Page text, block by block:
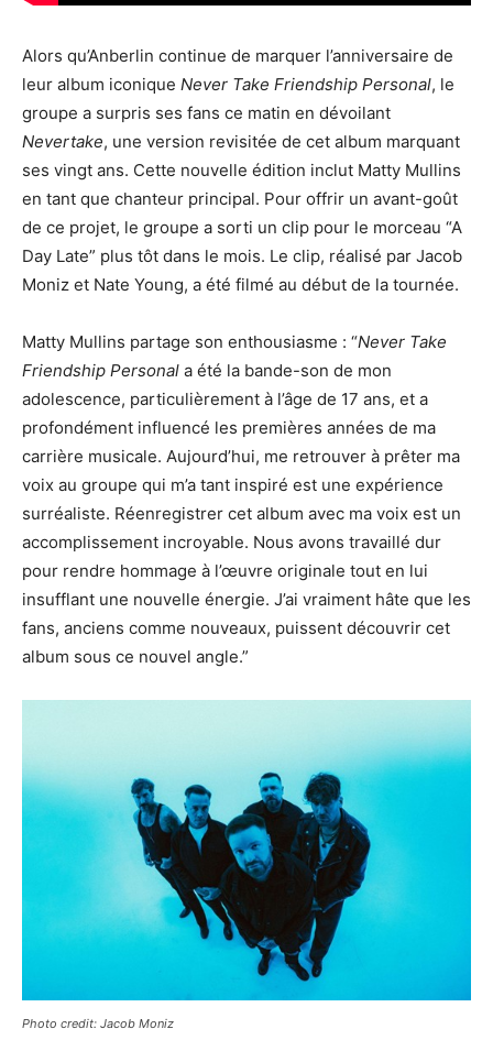
Alors qu’Anberlin continue de marquer l’anniversaire de
leur album iconique Never Take Friendship Personal, le
groupe a surpris ses fans ce matin en dévoilant
Nevertake, une version revisitée de cet album marquant
ses vingt ans. Cette nouvelle édition inclut Matty Mullins
en tant que chanteur principal. Pour offrir un avant-goût
de ce projet, le groupe a sorti un clip pour le morceau “A
Day Late” plus tôt dans le mois. Le clip, réalisé par Jacob
Moniz et Nate Young, a été filmé au début de la tournée.
Matty Mullins partage son enthousiasme : “Never Take
Friendship Personal a été la bande-son de mon
adolescence, particulièrement à l’âge de 17 ans, et a
profondément influencé les premières années de ma
carrière musicale. Aujourd’hui, me retrouver à prêter ma
voix au groupe qui m’a tant inspiré est une expérience
surréaliste. Réenregistrer cet album avec ma voix est un
accomplissement incroyable. Nous avons travaillé dur
pour rendre hommage à l’œuvre originale tout en lui
insufflant une nouvelle énergie. J’ai vraiment hâte que les
fans, anciens comme nouveaux, puissent découvrir cet
album sous ce nouvel angle.”
Photo credit: Jacob Moniz